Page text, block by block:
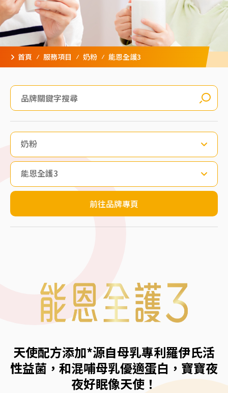
首頁 服務項目 奶粉 能恩全護3
奶粉
能恩全護3
前往品牌專頁
天使配方添加*源自母乳專利羅伊氏活
性益菌，和混哺母乳優適蛋白，寶寶夜
夜好眠像天使！